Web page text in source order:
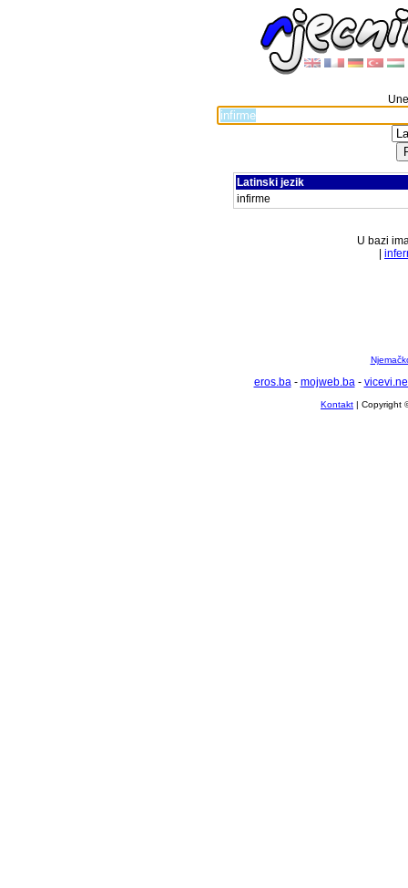
Latinski jezik
infirme
U bazi
eros.ba- mojweb.ba-
Kontakt | Copyright